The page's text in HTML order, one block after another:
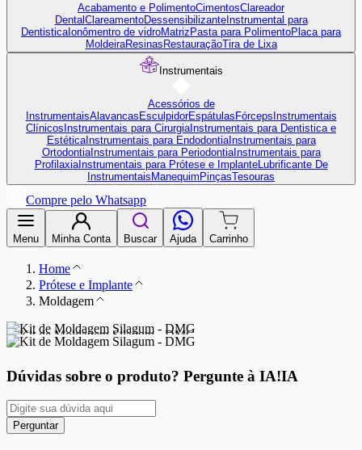
Acabamento e PolimentoCimentosClareador
Dental ClareamentoDessensibilizanteInstrumental para
Dentistica Ionômentro de vidroMatriz Pasta para PolimentoPlaca para
MoldeiraResinas RestauraçãoTira de Lixa
Instrumentais
Acessórios de
InstrumentaisAlavancas EsculpidorEspátulas Fórceps Instrumentais
Clínicos Instrumentais para Cirurgia Instrumentais para Dentistica e
EstéticaInstrumentais para EndodontiaInstrumentais para
OrtodontiaInstrumentais para PeriodontiaInstrumentais para
ProfilaxiaInstrumentais para Prótese e ImplanteLubrificante De
Instrumentais Manequim PinçasTesouras
Compre pelo Whatsapp
Menu Minha Conta Buscar Ajuda Carrinho
Home
Prótese e Implante
Moldagem
Dúvidas sobre o produto? Pergunte à IA!IA
Perguntar